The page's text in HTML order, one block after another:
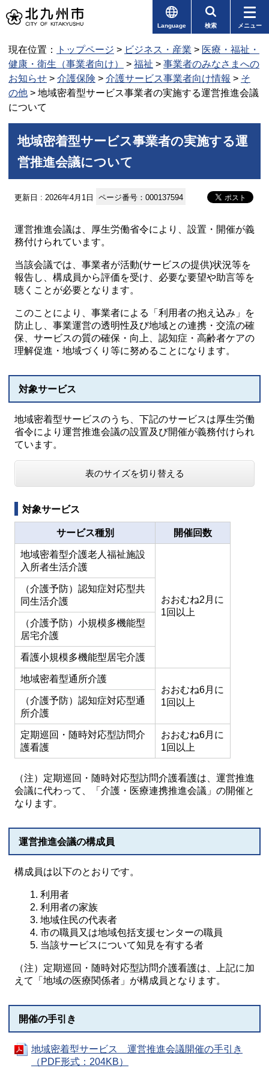
Language 検索 メニュー
現在位置： トップページ > ビジネス・産業 > 医療・福祉・
健康・衛生（事業者向け）
> 福祉 > 事業者のみなさまへの
お知らせ > 介護保険 > 介護サービス事業者向け情報 > そ
の他 > 地域密着型サービス事業者の実施する運営推進会議
について
地域密着型サービス事業者の実施する運
営推進会議について
更新日 : 2026年4月1日 ページ番号：000137594
運営推進会議は、厚生労働省令により、設置・開催が義
務付けられています。
当該会議では、事業者が活動(サービスの提供)状況等を
報告し、構成員から評価を受け、必要な要望や助言等を
聴くことが必要となります。
このことにより、事業者による「利用者の抱え込み」を
防止し、事業運営の透明性及び地域との連携・交流の確
保、サービスの質の確保・向上、認知症・高齢者ケアの
理解促進・地域づくり等に努めることになります。
対象サービス
地域密着型サービスのうち、下記のサービスは厚生労働
省令により運営推進会議の設置及び開催が義務付けられ
ています。
表のサイズを切り替える
対象サービス
サービス種別 開催回数
地域密着型介護老人福祉施設
入所者生活介護
おおむね2月に
1回以上
（介護予防）認知症対応型共
同生活介護
（介護予防）小規模多機能型
居宅介護
看護小規模多機能型居宅介護
地域密着型通所介護
おおむね6月に
1回以上
（介護予防）認知症対応型通
所介護
定期巡回・随時対応型訪問介
護看護
おおむね6月に
1回以上
（注）定期巡回・随時対応型訪問介護看護は、運営推進
会議に代わって、「介護・医療連携推進会議」の開催と
なります。
運営推進会議の構成員
構成員は以下のとおりです。
利用者
利用者の家族
地域住民の代表者
市の職員又は地域包括支援センターの職員
当該サービスについて知見を有する者
（注）定期巡回・随時対応型訪問介護看護は、上記に加
えて「地域の医療関係者」が構成員となります。
開催の手引き
地域密着型サービス 運営推進会議開催の手引き
（PDF形式：204KB）